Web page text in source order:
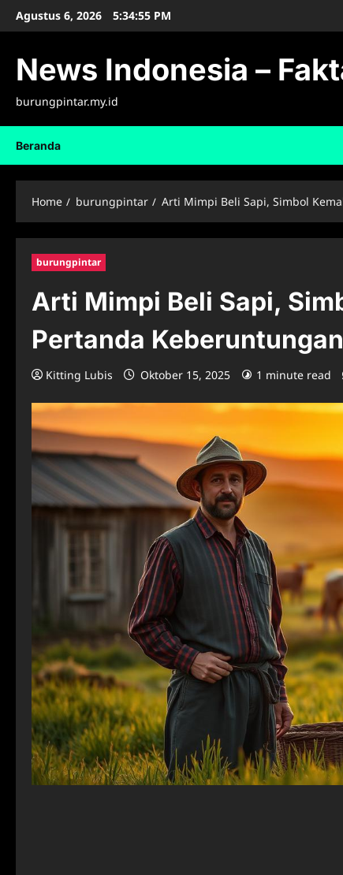
SkipAgustus 6, 2026 5:34:56 PM
News Indonesia –
burungpintar.my.id
Beranda
Home burungpintar Arti Mimpi Beli Sapi, Simbol
burungpintar
Arti Mimpi Beli Sapi,
Pertanda Keberuntungan
Kitting Lubis Oktober 15, 2025 1 minute read